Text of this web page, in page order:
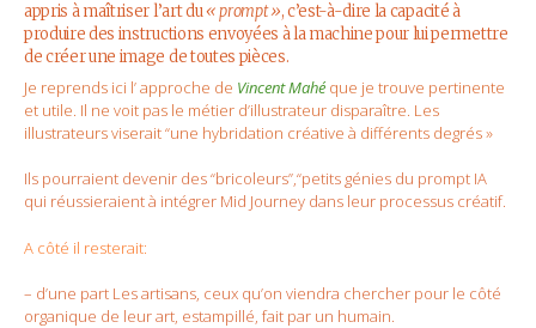
appris à maîtriser l’art du« prompt », c’est-à-dire la capacité à
produire des instructions envoyées à la machine pour lui permettre
de créer une image de toutes pièces.
Je reprends ici l’ approche de Vincent Mahé que je trouve pertinente
et utile. Il ne voit pas le métier d’illustrateur disparaître. Les
illustrateurs viserait “une hybridation créative à différents degrés »
Ils pourraient devenir des “bricoleurs”,“petits génies du prompt IA
qui réussieraient à intégrer Mid Journey dans leur processus créatif.
A côté il resterait:
– d’une part Les artisans, ceux qu’on viendra chercher pour le côté
organique de leur art, estampillé, fait par un humain.